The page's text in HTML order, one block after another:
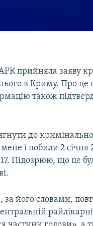
прийняла заяву
в Криму. Про це
також
до
і побили 2 січня
Підозрюю, що це
його словами,